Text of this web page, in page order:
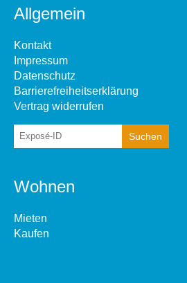
Allgemein
Kontakt
Impressum
Datenschutz
Barrierefreiheitserklärung
Vertrag widerrufen
Wohnen
Mieten
Kaufen